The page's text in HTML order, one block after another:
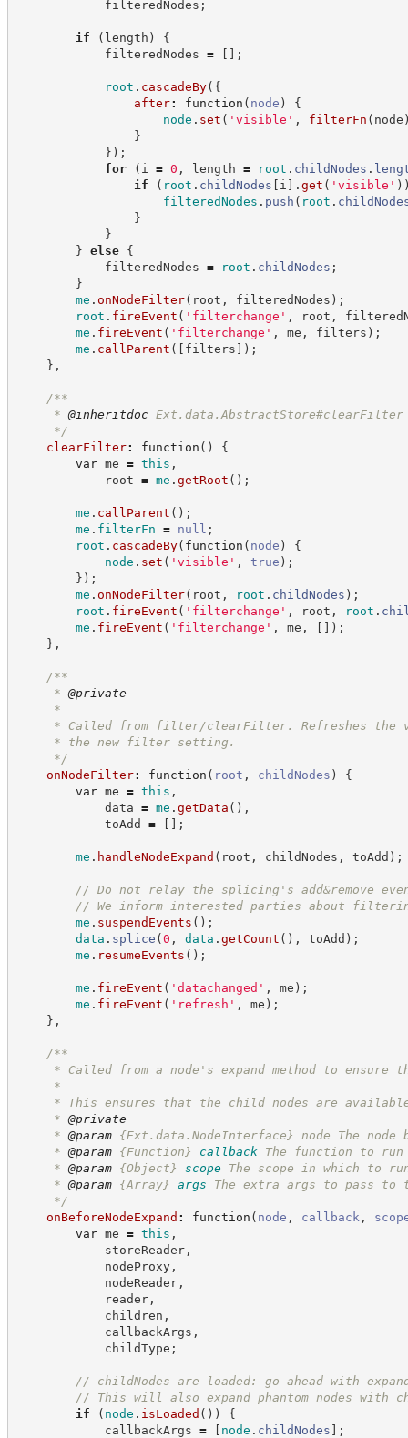
filteredNodes ;
if ( length )
{
filteredNodes = [ ] ;
root . cascadeBy( {
after: function ( node )
{
node . set ( ' visible ' , filterFn ( node
}
} ) ;
for
( i = 0 , length = root . childNodes .
if
( root . childNodes [ i ] . get ( ' visible ' )
filteredNodes . push ( root .
}
}
} else
{
filteredNodes = root . childNodes ;
}
me . onNodeFilter( root , filteredNodes ) ;
root . fireEvent ( ' filterchange ' , root ,
me . fireEvent ( ' filterchange ' , me , filters ) ;
me . callParent ( [ filters ] ) ;
} ,
/**
* @inheritdoc Ext.data.AbstractStore#clearFilter
*/
clearFilter: function ( )
{
var me = this ,
root = me . getRoot ( ) ;
me . callParent ( ) ;
me . filterFn = null ;
root . cascadeBy( function ( node )
{
node . set ( ' visible ' , true ) ;
} ) ;
me . onNodeFilter( root , root . childNodes ) ;
root . fireEvent ( ' filterchange ' , root , root .
me . fireEvent ( ' filterchange ' , me , [ ] ) ;
} ,
/**
* @private
*
* Called from filter/clearFilter. Refreshes the
* the new filter setting.
*/
onNodeFilter: function ( root , childNodes )
{
var me = this ,
data = me . getData ( ) ,
toAdd = [ ] ;
me . handleNodeExpand ( root , childNodes , toAdd ) ;
// Do not relay the splicing's add&remove
// We inform interested parties about
me . suspendEvents ( ) ;
data . splice (0 , data . getCount ( ) , toAdd ) ;
me . resumeEvents ( ) ;
me . fireEvent ( ' datachanged ' , me ) ;
me . fireEvent ( ' refresh ' , me ) ;
} ,
/**
* Called from a node's expand method to ensure
*
* This ensures that the child nodes are
* @private
* @param {Ext.data.NodeInterface} node The node
* @param {Function} callback
The function to
* @param {Object} scope
The scope in which to
* @param {Array} args
The extra args to pass to
*/
onBeforeNodeExpand : function ( node , callback ,
var me = this ,
storeReader,
nodeProxy,
nodeReader,
reader,
children ,
callbackArgs ,
childType ;
// childNodes are loaded: go ahead with
// This will also expand phantom nodes with
if
( node . isLoaded ( ) )
{
callbackArgs = [ node . childNodes ] ;